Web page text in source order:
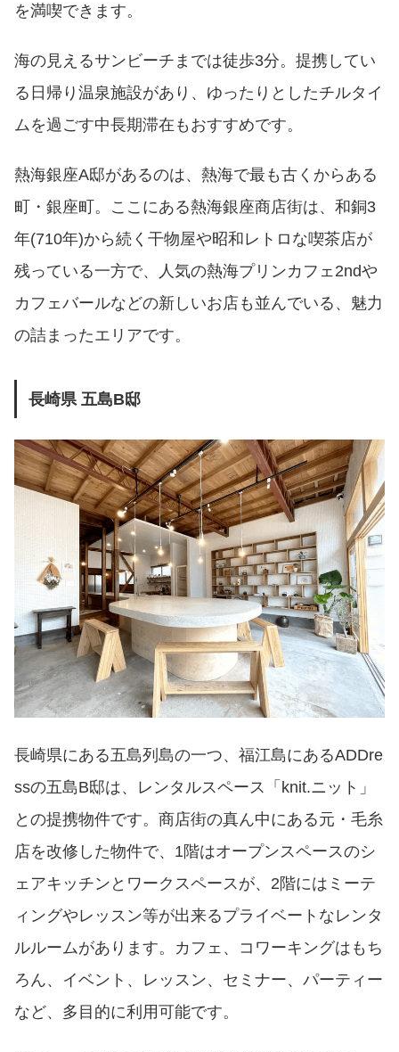
を満喫できます。
海の見えるサンビーチまでは徒歩3分。提携してい
る日帰り温泉施設があり、ゆったりとしたチルタイ
ムを過ごす中長期滞在もおすすめです。
熱海銀座A邸があるのは、熱海で最も古くからある
町・銀座町。ここにある熱海銀座商店街は、和銅3
年(710年)から続く干物屋や昭和レトロな喫茶店が
残っている一方で、人気の熱海プリンカフェ2ndや
カフェバールなどの新しいお店も並んでいる、魅力
の詰まったエリアです。
⻑崎県 五島B邸
長崎県にある五島列島の一つ、福江島にあるADDre
ssの五島B邸は、レンタルスペース「knit.ニット」
との提携物件です。商店街の真ん中にある元・毛糸
店を改修した物件で、1階はオープンスペースのシ
ェアキッチンとワークスペースが、2階にはミーテ
ィングやレッスン等が出来るプライベートなレンタ
ルルームがあります。カフェ、コワーキングはもち
ろん、イベント、レッスン、セミナー、パーティー
など、多目的に利用可能です。